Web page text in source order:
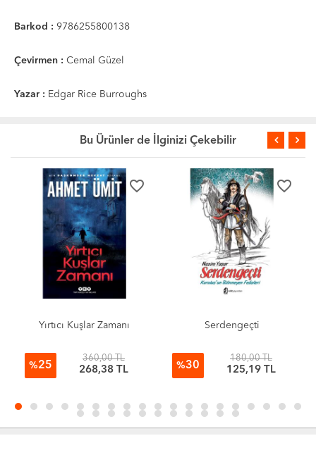
Barkod : 9786255800138
Çevirmen : Cemal Güzel
Yazar : Edgar Rice Burroughs
Bu Ürünler de İlginizi Çekebilir
favorite_border
Yırtıcı Kuşlar Zamanı
%25
360,00 TL
268,38 TL
favorite_border
Serdengeçti
%30
180,00 TL
125,19 TL